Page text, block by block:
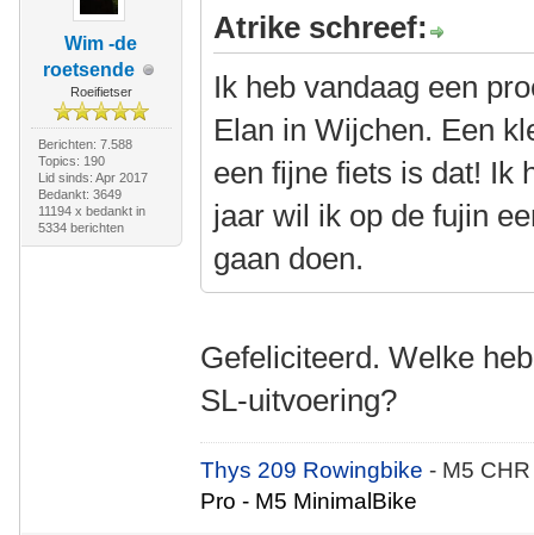
Wim -de
roetsende
Roeifietser
Berichten: 7.588
Topics: 190
Lid sinds: Apr 2017
Bedankt: 3649
11194 x bedankt in
5334 berichten
Atrike schreef:
Ik heb vandaag een
Elan in Wijchen. Een
een fijne fiets is dat! Ik
jaar wil ik op de fujin
gaan doen.
Gefeliciteerd. Welke
SL-uitvoering?
Thys 209 Rowingbike- M5
Pro - M5 MinimalBike